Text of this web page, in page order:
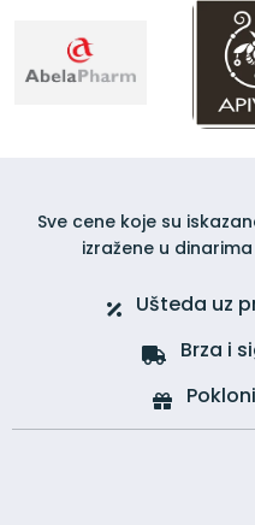
Sve cene koje su
izražene u
Ušteda uz
Brza i